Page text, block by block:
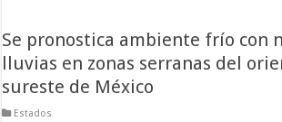
Se pronostica ambiente frío con
lluvias en zonas serranas del
sureste de México
Estados